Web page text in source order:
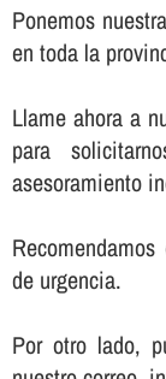
Ponemos
en toda la
Llame ahora a
para
asesoramiento
de urgencia.
Por otro lado,